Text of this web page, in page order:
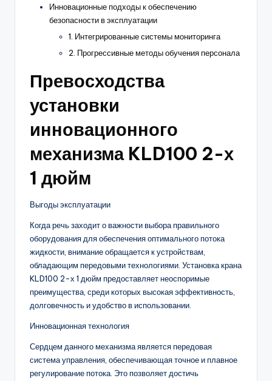
Инновационные подходы к обеспечению
безопасности в эксплуатации
1. Интегрированные системы мониторинга
2. Прогрессивные методы обучения персонала
Превосходства
установки
инновационного
механизма KLD100 2-х
1 дюйм
Выгоды эксплуатации
Когда речь заходит о важности выбора правильного
оборудования для обеспечения оптимального потока
жидкости, внимание обращается к устройствам,
обладающим передовыми технологиями. Установка крана
KLD100 2-х 1 дюйм предоставляет неоспоримые
преимущества, среди которых высокая эффективность,
долговечность и удобство в использовании.
Инновационная технология
Сердцем данного механизма является передовая
система управления, обеспечивающая точное и плавное
регулирование потока. Это позволяет достичь